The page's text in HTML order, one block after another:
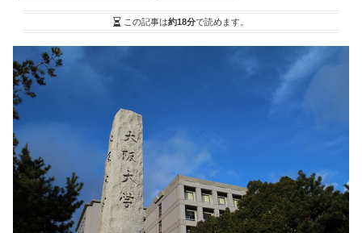
この記事は約18分で読めます。